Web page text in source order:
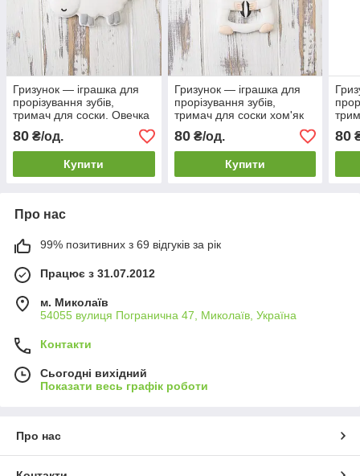
Гризунок — іграшка для
прорізування зубів,
тримач для соски. Овечка
80 ₴/од.
Купити
Гризунок — іграшка для
прорізування зубів,
тримач для соски хом'як
80₴/од.
Купити
80
Про нас
99% позитивних з 69 відгуків за рік
Працює з 31.07.2012
м. Миколаїв
54055 вулиця Погранична 47, Миколаїв, Україна
Контакти
Сьогодні вихідний
Показати весь графік роботи
Про нас